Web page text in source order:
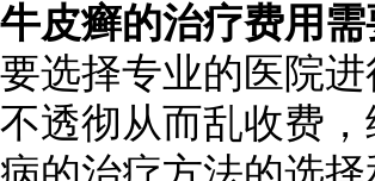
牛皮癣的治疗费用
要选择专业的医院
不透彻从而乱收费